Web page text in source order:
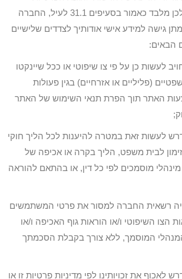
במשרד המשפטים, ולכן מלבד כאמור בסעיפים 31.1 לעיל, החברה
גישה למידע אישי אודותיך לצדדים שלישיים
הבאים:
לעשות כן על פי צו שיפוטי או ככל שיינקטו
(פליליים או אזרחיים) בגין פעולות
האתר תוך הפרת תנאי השימוש של האתר
לעשות זאת במטרה להיענות לכל הליך חוקי
זימון לבית משפט, הליך בקרה או אכיפה של
מינהלי מוסמכים לפי כל דין, או בהתאם להוראה
רשאית החברה למסור את פרטי המשתמשים
הצו השיפוטי ו/או הוראות גוף האכיפה ו/או
המוסמך, ללא צורך בקבלת הסכמתך
לאכוף את זכויותינו לפי מדיניות פרטיות זו או